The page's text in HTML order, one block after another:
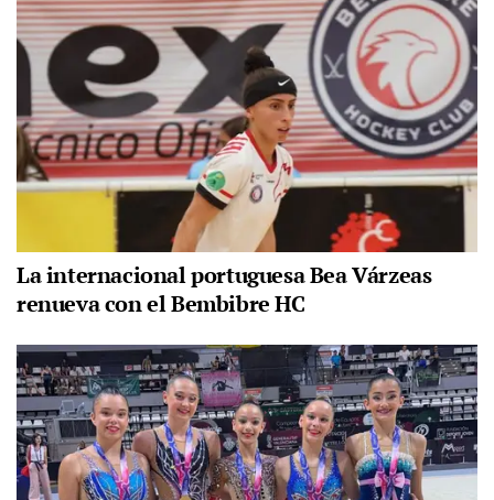
La internacional portuguesa Bea Várzeas
renueva con el Bembibre HC